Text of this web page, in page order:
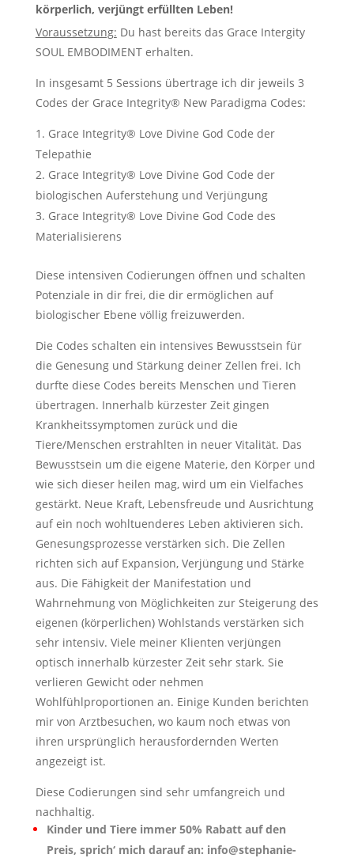
körperlich, verjüngt erfüllten Leben!
Voraussetzung: Du hast bereits das Grace Intergity
SOUL EMBODIMENT erhalten.
In insgesamt 5 Sessions übertrage ich dir jeweils 3
Codes der Grace Integrity®️ New Paradigma Codes:
Grace Integrity®️ Love Divine God Code der
Telepathie
Grace Integrity®️ Love Divine God Code der
biologischen Auferstehung und Verjüngung
Grace Integrity®️ Love Divine God Code des
Materialisierens
Diese intensiven Codierungen öffnen und schalten
Potenziale in dir frei, die dir ermöglichen auf
biologischer Ebene völlig freizuwerden.
Die Codes schalten ein intensives Bewusstsein für
die Genesung und Stärkung deiner Zellen frei. Ich
durfte diese Codes bereits Menschen und Tieren
übertragen. Innerhalb kürzester Zeit gingen
Krankheitssymptomen zurück und die
Tiere/Menschen erstrahlten in neuer Vitalität. Das
Bewusstsein um die eigene Materie, den Körper und
wie sich dieser heilen mag, wird um ein Vielfaches
gestärkt. Neue Kraft, Lebensfreude und Ausrichtung
auf ein noch wohltuenderes Leben aktivieren sich.
Genesungsprozesse verstärken sich. Die Zellen
richten sich auf Expansion, Verjüngung und Stärke
aus. Die Fähigkeit der Manifestation und
Wahrnehmung von Möglichkeiten zur Steigerung des
eigenen (körperlichen) Wohlstands verstärken sich
sehr intensiv. Viele meiner Klienten verjüngen
optisch innerhalb kürzester Zeit sehr stark. Sie
verlieren Gewicht oder nehmen
Wohlfühlproportionen an. Einige Kunden berichten
mir von Arztbesuchen, wo kaum noch etwas von
ihren ursprünglich herausfordernden Werten
angezeigt ist.
Diese Codierungen sind sehr umfangreich und
nachhaltig.
Kinder und Tiere immer 50% Rabatt auf den
Preis, sprich‘ mich darauf an: info@stephanie-